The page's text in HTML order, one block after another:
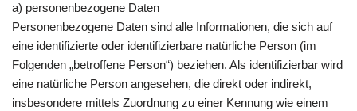
a) personenbezogene Daten
Personenbezogene Daten sind alle Informationen, die sich auf
eine identifizierte oder identifizierbare natürliche Person (im
Folgenden „betroffene Person“) beziehen. Als identifizierbar wird
eine natürliche Person angesehen, die direkt oder indirekt,
insbesondere mittels Zuordnung zu einer Kennung wie einem